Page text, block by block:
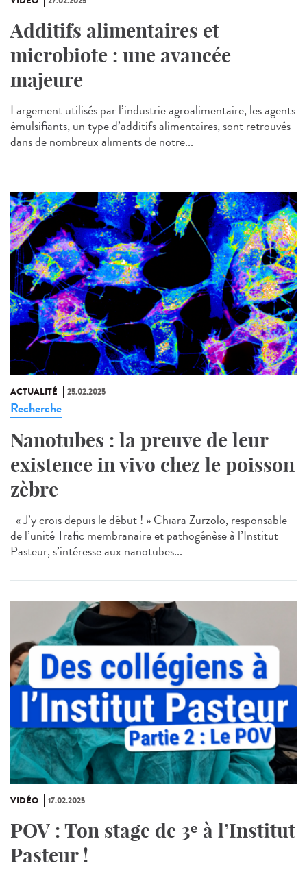
Additifs alimentaires et
microbiote : une avancée
majeure
Largement utilisés par l’industrie agroalimentaire, les agents
émulsifiants, un type d’additifs alimentaires, sont retrouvés
dans de nombreux aliments de notre...
ACTUALITÉ 25.02.2025
Recherche
Nanotubes : la preuve de leur
existence in vivo chez le poisson
zèbre
« J’y crois depuis le début ! » Chiara Zurzolo, responsable
de l’unité Trafic membranaire et pathogénèse à l’Institut
Pasteur, s’intéresse aux nanotubes...
VIDÉO 17.02.2025
POV : Ton stage de 3ᵉ à l’Institut
Pasteur !